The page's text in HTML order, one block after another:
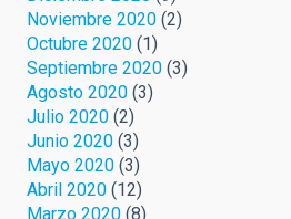
Noviembre 2020 (2)
Octubre 2020 (1)
Septiembre 2020 (3)
Agosto 2020 (3)
Julio 2020 (2)
Junio 2020 (3)
Mayo 2020 (3)
Abril 2020 (12)
Marzo 2020 (8)